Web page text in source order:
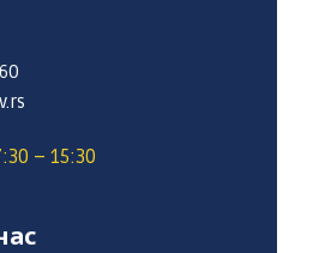
– 15:30